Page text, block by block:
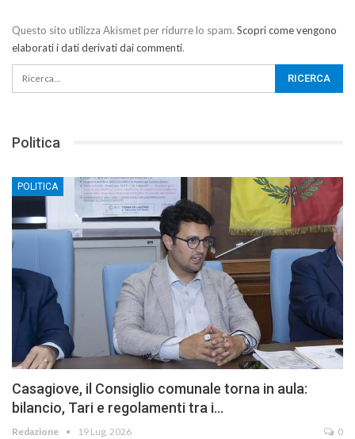
Questo sito utilizza Akismet per ridurre lo spam. Scopri come vengono
elaborati i dati derivati dai commenti.
Politica
POLITICA
Casagiove, il Consiglio comunale torna in aula:
bilancio, Tari e regolamenti tra i…
Redazione 19 Lug, 2026 0